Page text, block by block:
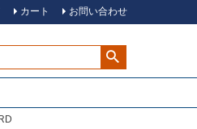
カート お問い合わせ